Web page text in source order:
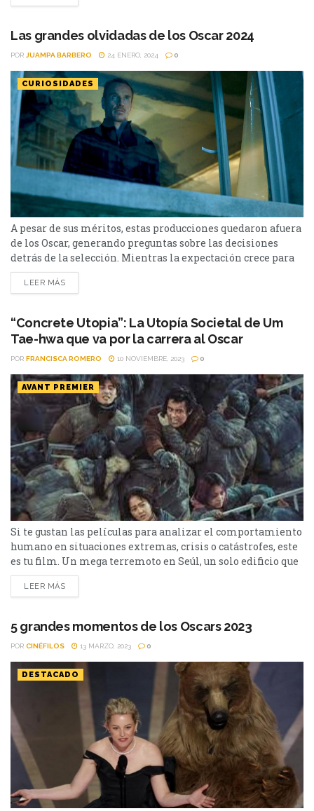
Las grandes olvidadas de los Oscar 2024
POR JUAMPA BARBERO 24 ENERO, 2024 0
CURIOSIDADES
A pesar de sus méritos, estas producciones quedaron afuera
de los Oscar, generando preguntas sobre las decisiones
detrás de la selección. Mientras la expectación crece para
la 96º edición de los Premios Oscar, las recientes
nominaciones trajeron consigo tanta emoción como
también se vislumbran sombras de notables ausencias que
dejaron a muchos cinéfilos...
LEER MÁS
“Concrete Utopia”: La Utopía Societal de Um
Tae-hwa que va por la carrera al Oscar
POR FRANCISCA ROMERO 10 NOVIEMBRE, 2023 0
AVANT PREMIER
Si te gustan las películas para analizar el comportamiento
humano en situaciones extremas, crisis o catástrofes, este
es tu film. Un mega terremoto en Seúl, un solo edificio que
lo resiste y que se erige entre un horizonte de escombros y
polvareda, un crescendo de "modo de supervivencia" y una
protagonistas...
LEER MÁS
5 grandes momentos de los Oscars 2023
POR CINÉFILOS 13 MARZO, 2023 0
DESTACADO